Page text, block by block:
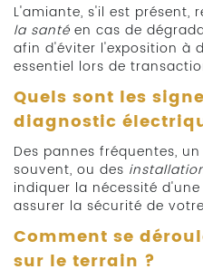
L'amiante, s'il est présent,
la santé en cas de
afin d'éviter l'exposition à
essentiel lors de
Quels sont les
diagnostic
Des pannes fréquentes,
souvent, ou des
indiquer la nécessité
assurer la sécurité de
Comment se
sur le terrain ?